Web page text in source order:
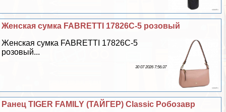
Женская сумка FABRETTI 17826C-5 розовый
Женская сумка FABRETTI 17826C-5
розовый...
30 07 2026 7:56:37
Ранец TIGER FAMILY (ТАЙГЕР) Classic Робозавр